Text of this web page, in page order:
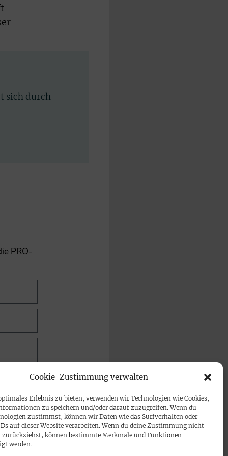
Cookie-Zustimmung verwalten
Erlebnis zu bieten, verwenden wir Technologien wie Cookies,
zu speichern und/oder darauf zuzugreifen. Wenn du
zustimmst, können wir Daten wie das Surfverhalten oder
auf dieser Website verarbeiten. Wenn du deine Zustimmung nicht
zurückziehst, können bestimmte Merkmale und Funktionen
werden.
sich durch
PRO-